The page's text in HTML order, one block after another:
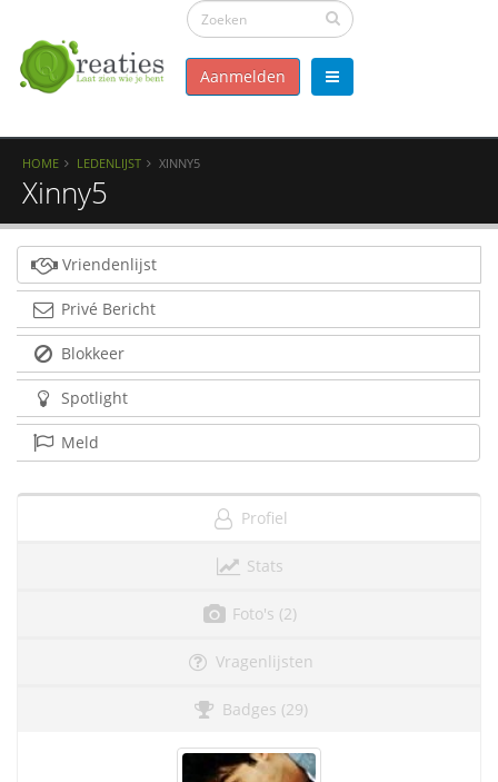
Aanmelden
HOME LEDENLIJST XINNY5
Xinny5
Vriendenlijst
Privé Bericht
Blokkeer
Spotlight
Meld
Profiel
Stats
Foto's (2)
Vragenlijsten
Badges (29)